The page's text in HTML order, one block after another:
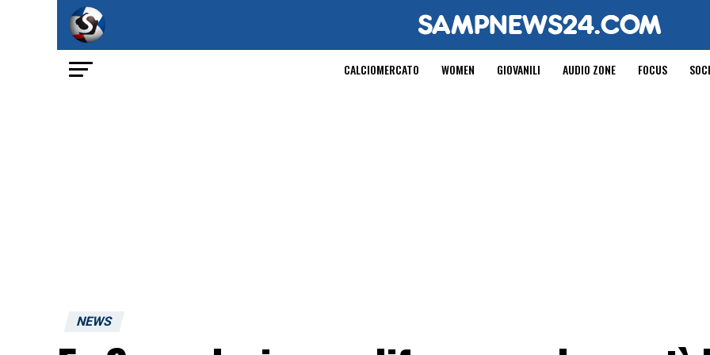
CALCIOMERCATO WOMEN GIOVANILI AUDIO ZONE FOCUS
NEWS